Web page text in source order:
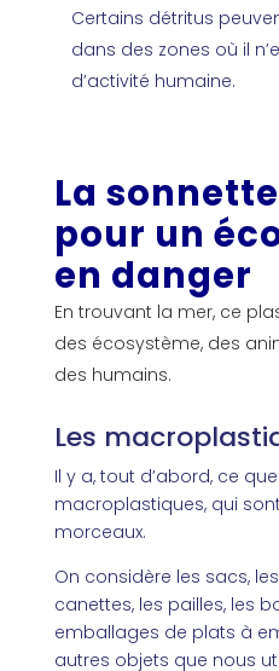
Certains détritus
dans des zones où il
d’activité humaine.
La
pour un
en danger
En trouvant la mer, ce
des écosystème, des
des humains.
Les
Il y a, tout d’abord, ce
macroplastiques, qui
morceaux.
On considère les sacs,
canettes, les pailles, les
emballages de plats à
autres objets que nous